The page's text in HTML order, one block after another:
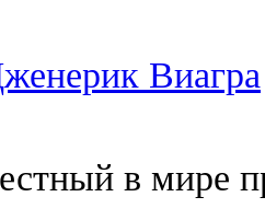
Виагра
в мире